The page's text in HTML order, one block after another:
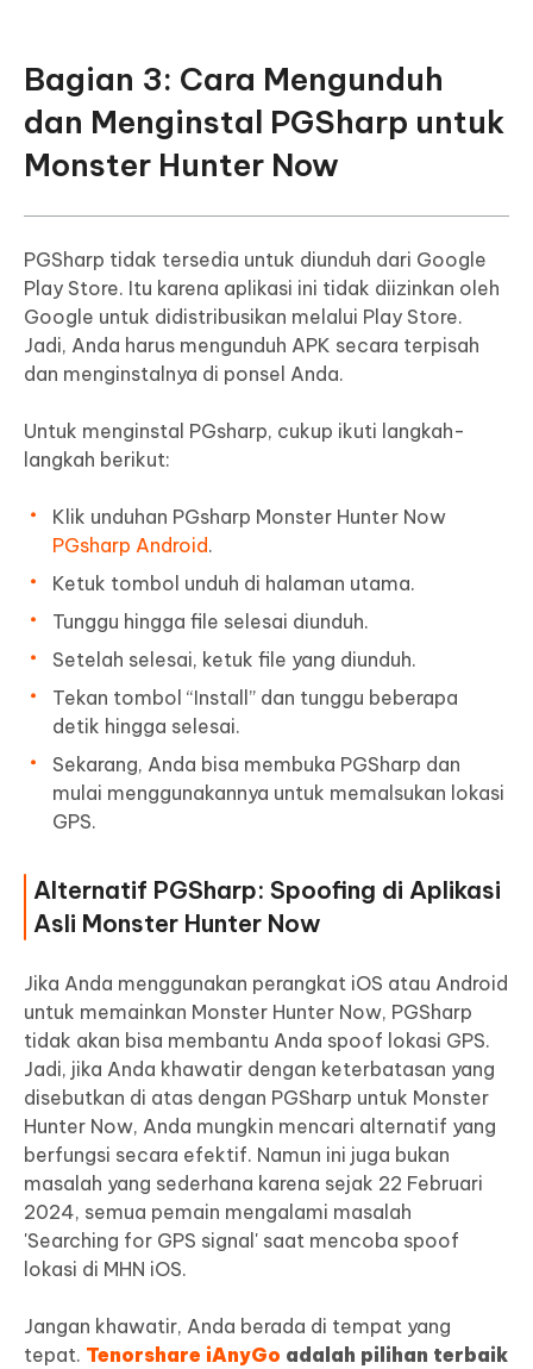
Bagian 3: Cara Mengunduh
dan Menginstal PGSharp untuk
Monster Hunter Now
PGSharp tidak tersedia untuk diunduh dari Google
Play Store. Itu karena aplikasi ini tidak diizinkan oleh
Google untuk didistribusikan melalui Play Store.
Jadi, Anda harus mengunduh APK secara terpisah
dan menginstalnya di ponsel Anda.
Untuk menginstal PGsharp, cukup ikuti langkah-
langkah berikut:
Klik unduhan PGsharp Monster Hunter Now
PGsharp Android.
Ketuk tombol unduh di halaman utama.
Tunggu hingga file selesai diunduh.
Setelah selesai, ketuk file yang diunduh.
Tekan tombol “Install” dan tunggu beberapa
detik hingga selesai.
Sekarang, Anda bisa membuka PGSharp dan
mulai menggunakannya untuk memalsukan lokasi
GPS.
Alternatif PGSharp: Spoofing di Aplikasi
Asli Monster Hunter Now
Jika Anda menggunakan perangkat iOS atau Android
untuk memainkan Monster Hunter Now, PGSharp
tidak akan bisa membantu Anda spoof lokasi GPS.
Jadi, jika Anda khawatir dengan keterbatasan yang
disebutkan di atas dengan PGSharp untuk Monster
Hunter Now, Anda mungkin mencari alternatif yang
berfungsi secara efektif. Namun ini juga bukan
masalah yang sederhana karena sejak 22 Februari
2024, semua pemain mengalami masalah
'Searching for GPS signal' saat mencoba spoof
lokasi di MHN iOS.
Jangan khawatir, Anda berada di tempat yang
tepat. Tenorshare iAnyGo adalah pilihan terbaik